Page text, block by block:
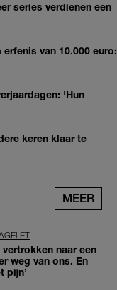
series verdienen een
van 10.000 euro:
'Hun
keren klaar te
MEER
naar een
weg van ons. En
pijn’